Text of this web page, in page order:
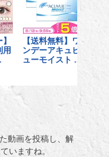
動画を投稿し、解
いますね。